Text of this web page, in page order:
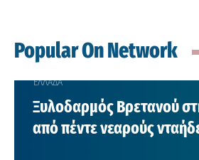
Popular On Network
ΕΛΛΑΔΑ
Ξυλοδαρμός Βρετανού
από πέντε νεαρούς